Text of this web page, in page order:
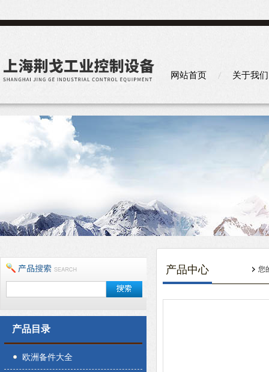
网站首页 关于我们
产品目录
欧洲备件大全
产品中心 您